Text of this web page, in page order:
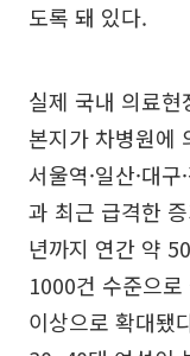
도록 돼 있다.
실제 국내 의료
본지가 차병원에
서울역·일산·대
과 최근 급격한
년까지 연간 약
1000건 수준으
이상으로 확대됐